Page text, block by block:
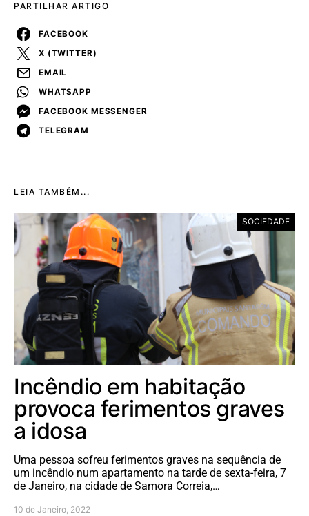
PARTILHAR ARTIGO
FACEBOOK
X (TWITTER)
EMAIL
WHATSAPP
FACEBOOK MESSENGER
TELEGRAM
LEIA TAMBÉM...
SOCIEDADE
Incêndio em habitação
provoca ferimentos graves
a idosa
Uma pessoa sofreu ferimentos graves na sequência de
um incêndio num apartamento na tarde de sexta-feira, 7
de Janeiro, na cidade de Samora Correia,…
10 de Janeiro, 2022